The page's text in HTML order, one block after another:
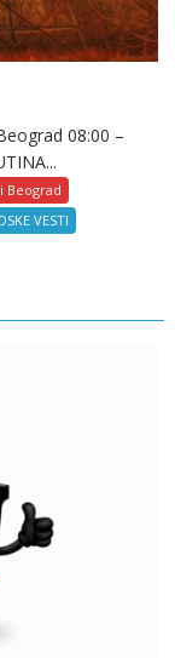
08:00 –
Beograd
VESTI